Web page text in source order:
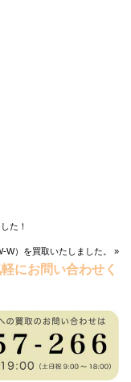
た！
W）を買取いたしました。 »
にお問い合わせく